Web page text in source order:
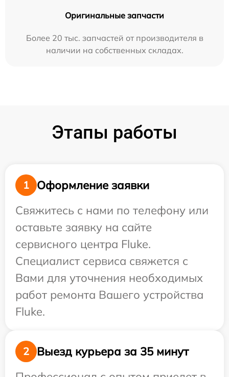
Оригинальные запчасти
Более 20 тыс. запчастей от производителя в
наличии на собственных складах.
Этапы работы
1
Оформление заявки
Свяжитесь с нами по телефону или
оставьте заявку на сайте
сервисного центра Fluke.
Специалист сервиса свяжется с
Вами для уточнения необходимых
работ ремонта Вашего устройства
Fluke.
2
Выезд курьера за 35 минут